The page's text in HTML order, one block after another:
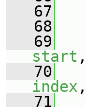
   67
   68
   69
start
   70
index
   71